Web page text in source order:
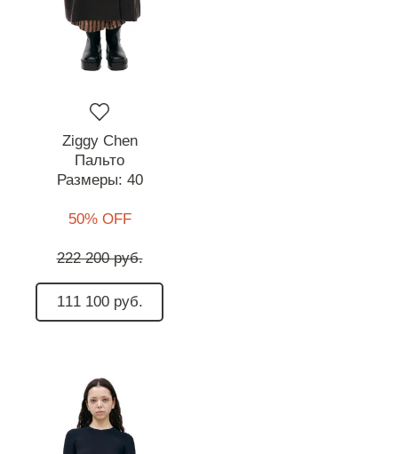
Ziggy Chen
Пальто
Размеры: 40
50% OFF
222 200 руб.
111 100 руб.